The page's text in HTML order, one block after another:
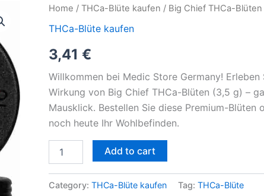
Home / THCa-Blüte kaufen / Big Chief THCa-
THCa-Blüte kaufen
3,41 €
Willkommen bei Medic Store Germany!
Wirkung von Big Chief THCa-Blüten (3,5 g) –
Mausklick. Bestellen Sie diese Premium-Blüten
noch heute Ihr Wohlbefinden.
Big
THCa-
3,5
online
kaufen
Add to cart
Category: THCa-Blüte kaufen Tag: THCa-Blüte